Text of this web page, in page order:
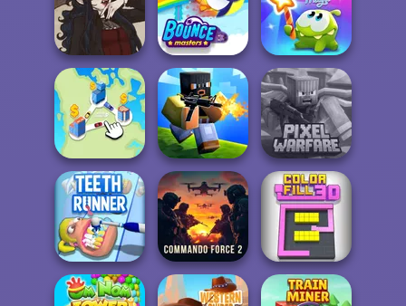
Hand Me The
Goods
Avenger Guard Veck.io
Gothic Heroine Bouncemasters
Cut The Rope
Magic
State Connect Poxel.io
Minecraft Pixel
Warfare